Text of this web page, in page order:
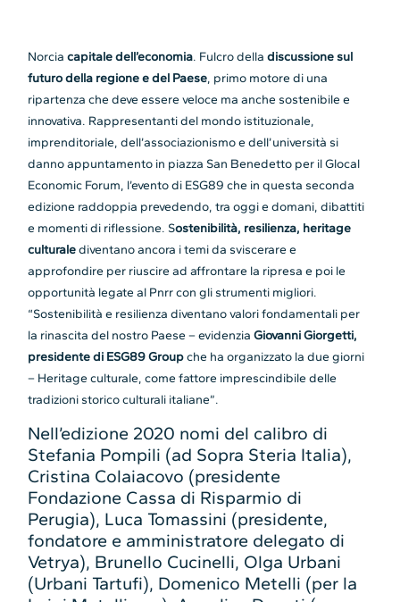
Norciacapitale dell’economia. Fulcro delladiscussione sul
futuro della regione e del Paese, primo motore di una
ripartenza che deve essere veloce ma anche sostenibile e
innovativa. Rappresentanti del mondo istituzionale,
imprenditoriale, dell’associazionismo e dell’università si
danno appuntamento in piazza San Benedetto per il Glocal
Economic Forum, l’evento di ESG89 che in questa seconda
edizione raddoppia prevedendo, tra oggi e domani, dibattiti
e momenti di riflessione. Sostenibilità, resilienza, heritage
culturalediventano ancora i temi da sviscerare e
approfondire per riuscire ad affrontare la ripresa e poi le
opportunità legate al Pnrr con gli strumenti migliori.
“Sostenibilità e resilienza diventano valori fondamentali per
la rinascita del nostro Paese – evidenziaGiovanni Giorgetti,
presidente di ESG89 Groupche ha organizzato la due giorni
– Heritage culturale, come fattore imprescindibile delle
tradizioni storico culturali italiane”.
Nell’edizione 2020 nomi del calibro di
Stefania Pompili (ad Sopra Steria Italia),
Cristina Colaiacovo (presidente
Fondazione Cassa di Risparmio di
Perugia), Luca Tomassini (presidente,
fondatore e amministratore delegato di
Vetrya), Brunello Cucinelli, Olga Urbani
(Urbani Tartufi), Domenico Metelli (per la